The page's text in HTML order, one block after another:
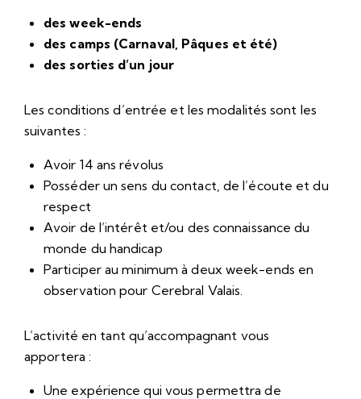
des week-ends
des camps (Carnaval, Pâques et été)
des sorties d’un jour
Les conditions d’entrée et les modalités sont les
suivantes :
Avoir 14 ans révolus
Posséder un sens du contact, de l’écoute et du
respect
Avoir de l’intérêt et/ou des connaissance du
monde du handicap
Participer au minimum à deux week-ends en
observation pour Cerebral Valais.
L’activité en tant qu’accompagnant vous
apportera :
Une expérience qui vous permettra de